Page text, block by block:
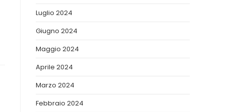
Luglio 2024
Giugno 2024
Maggio 2024
Aprile 2024
Marzo 2024
Febbraio 2024